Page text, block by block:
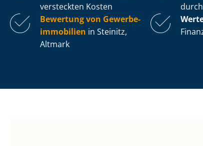
versteckten Kosten
Bewertung von Ge­wer­be­
im­mo­bi­li­en in Steinitz,
Altmark